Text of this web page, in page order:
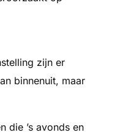
zijn er
binnenuit, maar
die ’s avonds en